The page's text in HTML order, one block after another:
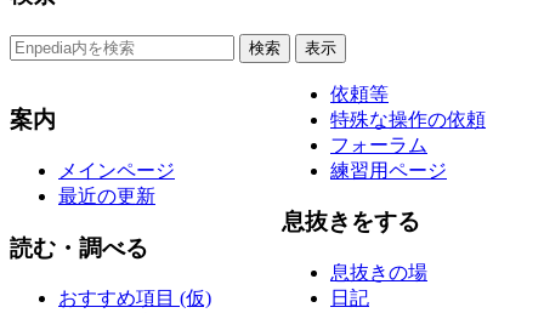
案内
読む・調べる
ランダム表示
よみもの
特殊な操作の依頼
練習用ページ
息抜きをする
日記
支援する